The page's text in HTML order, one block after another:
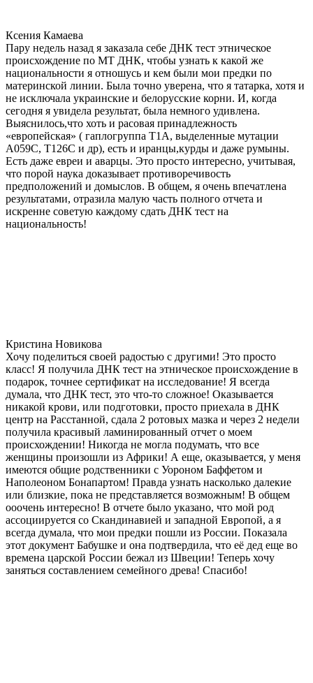
Ксения Камаева
Пару недель назад я заказала себе ДНК тест этническое
происхождение по МТ ДНК, чтобы узнать к какой же
национальности я отношусь и кем были мои предки по
материнской линии. Была точно уверена, что я татарка, хотя и
не исключала украинские и белорусские корни. И, когда
сегодня я увидела результат, была немного удивлена.
Выяснилось,что хоть и расовая принадлежность
«европейская» ( гаплогруппа T1A, выделенные мутации
A059C, T126C и др), есть и иранцы,курды и даже румыны.
Есть даже евреи и аварцы. Это просто интересно, учитывая,
что порой наука доказывает противоречивость
предположений и домыслов. В общем, я очень впечатлена
результатами, отразила малую часть полного отчета и
искренне советую каждому сдать ДНК тест на
национальность!
Кристина Новикова
Хочу поделиться своей радостью с другими! Это просто
класс! Я получила ДНК тест на этническое происхождение в
подарок, точнее сертификат на исследование! Я всегда
думала, что ДНК тест, это что-то сложное! Оказывается
никакой крови, или подготовки, просто приехала в ДНК
центр на Расстанной, сдала 2 ротовых мазка и через 2 недели
получила красивый ламинированный отчет о моем
происхождении! Никогда не могла подумать, что все
женщины произошли из Африки! А еще, оказывается, у меня
имеются общие родственники с Уороном Баффетом и
Наполеоном Бонапартом! Правда узнать насколько далекие
или близкие, пока не представляется возможным! В общем
ооочень интересно! В отчете было указано, что мой род
ассоциируется со Скандинавией и западной Европой, а я
всегда думала, что мои предки пошли из России. Показала
этот документ Бабушке и она подтвердила, что её дед еще во
времена царской России бежал из Швеции! Теперь хочу
заняться составлением семейного древа! Спасибо!